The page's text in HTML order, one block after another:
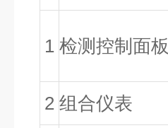
1 检测控制面板
2 组合仪表